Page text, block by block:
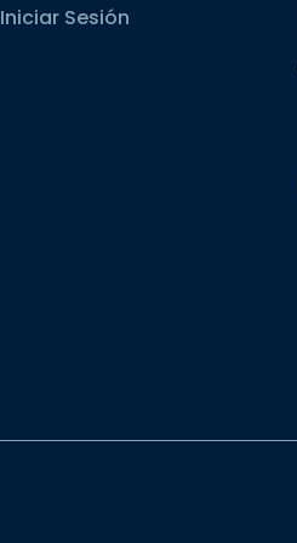
Iniciar Sesión